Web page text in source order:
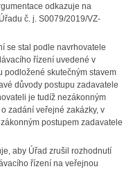
odkazuje na
č. j. S0079/2019/VZ-
stal podle navrhovatele
řízení uvedené v
podložené skutečným stavem
důvody postupu zadavatele
je tudíž nezákonným
zadání veřejné zakázky, v
postupem zadavatele
aby Úřad zrušil rozhodnutí
řízení na veřejnou